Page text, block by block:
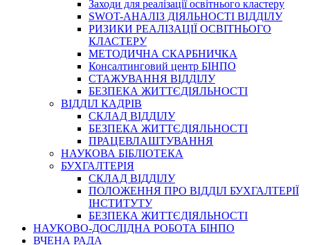
Заходи для реалізації освітнього кластеру
SWOT-АНАЛІЗ ДІЯЛЬНОСТІ ВІДДІЛУ
РИЗИКИ РЕАЛІЗАЦІЇ ОСВІТНЬОГО
КЛАСТЕРУ
МЕТОДИЧНА СКАРБНИЧКА
Консалтинговий центр БІНПО
СТАЖУВАННЯ ВІДДІЛУ
БЕЗПЕКА ЖИТТЄДІЯЛЬНОСТІ
ВІДДІЛ КАДРІВ
СКЛАД ВІДДІЛУ
БЕЗПЕКА ЖИТТЄДІЯЛЬНОСТІ
ПРАЦЕВЛАШТУВАННЯ
НАУКОВА БІБЛІОТЕКА
БУХГАЛТЕРІЯ
СКЛАД ВІДДІЛУ
ПОЛОЖЕННЯ ПРО ВІДДІЛ БУХГАЛТЕРІЇ
ІНСТИТУТУ
БЕЗПЕКА ЖИТТЄДІЯЛЬНОСТІ
НАУКОВО-ДОСЛІДНА РОБОТА БІНПО
ВЧЕНА РАДА